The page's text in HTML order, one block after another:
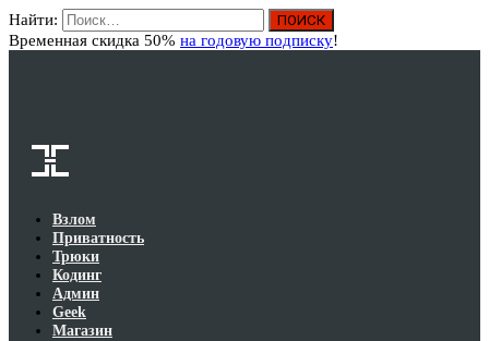
Найти:
Временная скидка 50% на годовую подписку!
Взлом
Приватность
Трюки
Кодинг
Админ
Geek
Магазин